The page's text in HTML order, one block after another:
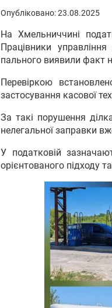
Опубліковано:23.08.2025
На Хмельниччині
Працівники
пального виявили факт
Перевіркою
застосування касової
За такі порушення
нелегальної заправки
У податковій
орієнтованого підходу